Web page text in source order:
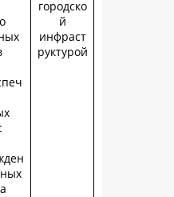
городско
й
инфраст
руктурой